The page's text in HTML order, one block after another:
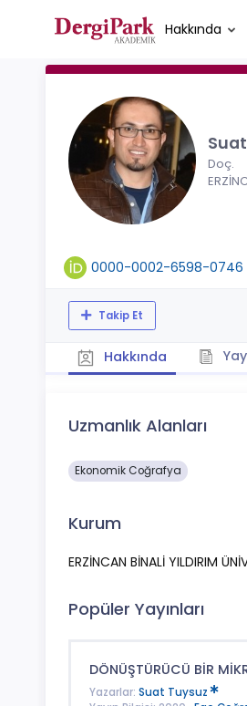
Hakkında
Doç.
0000-0002-6598-0746
Takip Et
Hakkında
Uzmanlık Alanları
Ekonomik Coğrafya
Kurum
ERZİNCAN BİNALİ YILDIRIM
Popüler Yayınları
DÖNÜŞTÜRÜCÜ BİR
Yazarlar: Suat Tuysuz